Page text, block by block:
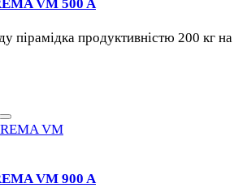
VM 500 A
пірамідка продуктивністю 200 кг на
VM 900 A